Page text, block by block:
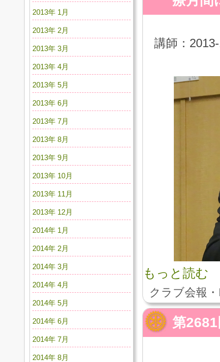
講師：
もっと読む
クラブ会報
第
2013年 1月
2013年 2月
2013年 3月
2013年 4月
2013年 5月
2013年 6月
2013年 7月
2013年 8月
2013年 9月
2013年 10月
2013年 11月
2013年 12月
2014年 1月
2014年 2月
2014年 3月
2014年 4月
2014年 5月
2014年 6月
2014年 7月
2014年 8月